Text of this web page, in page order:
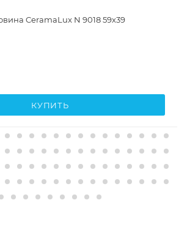
CeramaLux N 9018 59х39
КУПИТЬ